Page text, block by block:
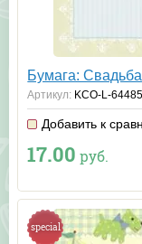
Бумага:
Артикул: KCO-L-
Добавить к
17.00 руб.
special